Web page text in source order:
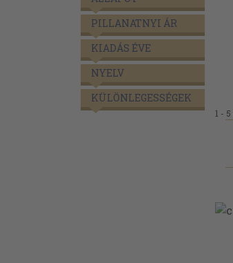
PILLANATNYI ÁR
KIADÁS ÉVE
NYELV
KÜLÖNLEGESSÉGEK
1 -